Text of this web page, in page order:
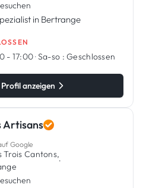
in Bertrange
- 17:00·Sa-so : Geschlossen
Profil anzeigen
Artisans
Google
Trois Cantons,
·